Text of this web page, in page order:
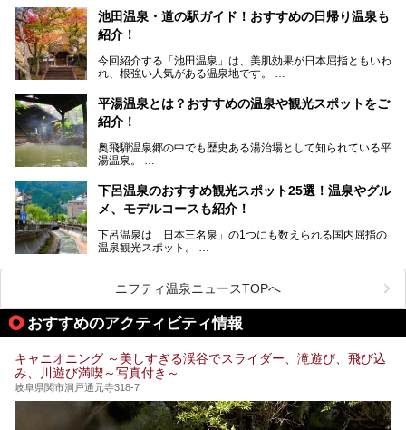
───
提供元：岐阜県【PR】
この記事は岐阜県のPR記事です。
「平湯温泉」「福地温泉」「新平湯温泉」「栃尾温泉」「新
穂高温泉」と5つの温泉地を総称して奥飛騨温泉郷と呼びま
風呂を5ヶ所ご紹介したいと思います。いずれも素晴らしい
温泉ですよ！
池田温泉・道の駅ガイド！おすすめの日帰り温泉も
紹介！
今回紹介する「池田温泉」は、美肌効果が日本屈指ともいわ
れ、根強い人気がある温泉地です。
温泉旅として利用することができます。
池田温泉には道の駅があるなど、温泉、観光、買い物と、さ
そんな池田温泉の魅力を詳しく紹介していきます！
平湯温泉とは？おすすめの温泉や観光スポットをご
紹介！
奥飛騨温泉郷の中でも歴史ある湯治場として知られている平
湯温泉。
らの利用客も増え、ますます賑わいを見せています。そこで
今回は、平湯温泉の観光スポットとおすすめの温泉施設を紹
介します。気になる温泉をぜひチェックしてみてください。
下呂温泉のおすすめ観光スポット25選！温泉やグル
メ、モデルコースも紹介！
下呂温泉は「日本三名泉」の1つにも数えられる国内屈指の
温泉観光スポット。
のグルメを楽しんだり、周辺にある名所にも足を伸ばしたり
したいもの。
本記事では、下呂温泉エリアにあるおすすめの観光スポット
をご紹介するとともに散策する際のモデルコースもご提案。
下呂温泉観光をたっぷりとガイドします！
ニフティ温泉ニュースTOPへ
おすすめのアクティビティ情報
キャニオニング ～美しすぎる渓谷でスライダー、滝遊び、飛び込
み、川遊び満喫～写真付き～
岐阜県関市洞戸通元寺318-7